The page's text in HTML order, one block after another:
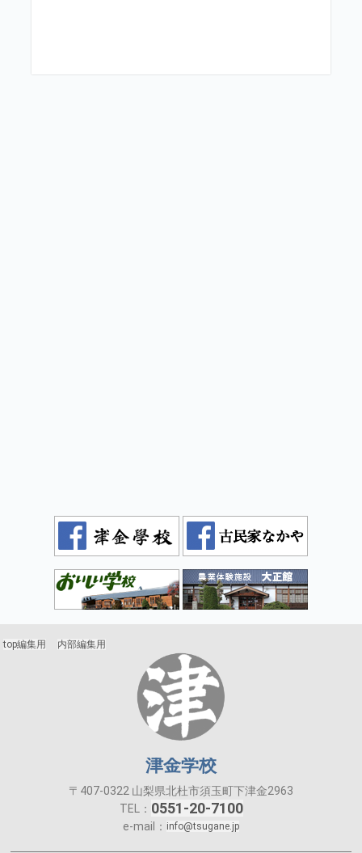
top編集用 内部編集用
津金学校
〒407-0322 山梨県北杜市須玉町下津金2963
TEL： 0551-20-7100
e-mail： info@tsugane.jp